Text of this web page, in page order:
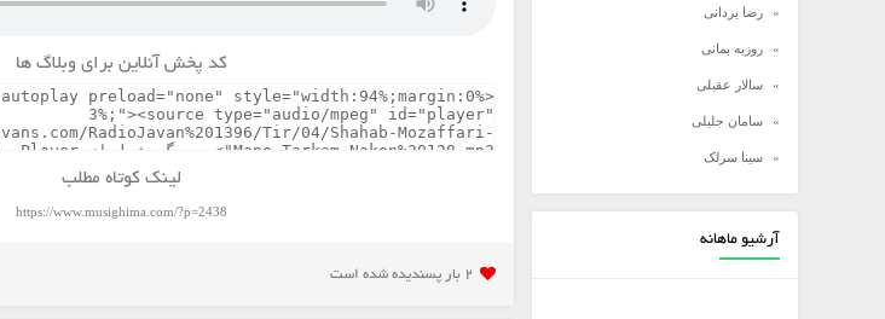
رضا یزدانی
روزبه بمانی
سالار عقیلی
سامان جلیلی
سینا سرلک
شادمهر عقیلی
آرشیو ماهانه
کد پخش آنلاین برای وبلاگ ها
لینک کوتاه مطلب
https://www.musighima.com/?p=2438
2 بار پسنديده شده است